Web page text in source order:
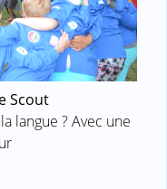
Scout
langue ? Avec une